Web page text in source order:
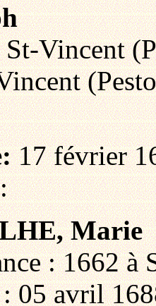
St-Vincent
17 février
Marie
: 1662 à
: 05 avril